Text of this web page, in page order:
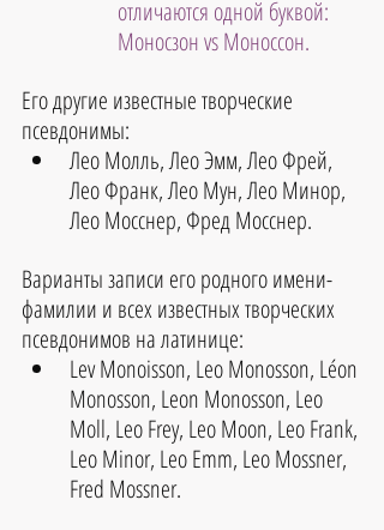
отличаются одной буквой:
Моносзон vs Моноссон.
Его другие известные творческие
псевдонимы:
Лео Молль, Лео Эмм, Лео Фрей,
Лео Франк, Лео Мун, Лео Минор,
Лео Мосснер, Фред Мосснер.
Варианты записи его родного имени-
фамилии и всех известных творческих
псевдонимов на латинице:
Lev Monoisson, Leo Monosson, Léon
Monosson, Leon Monosson, Leo
Moll, Leo Frey, Leo Moon, Leo Frank,
Leo Minor, Leo Emm, Leo Mossner,
Fred Mossner.